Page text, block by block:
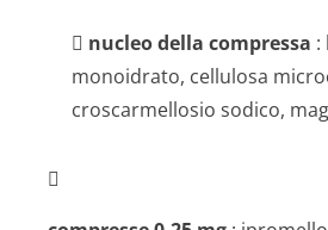
 nucleo della compressa :
monoidrato, cellulosa
croscarmellosio sodico,
